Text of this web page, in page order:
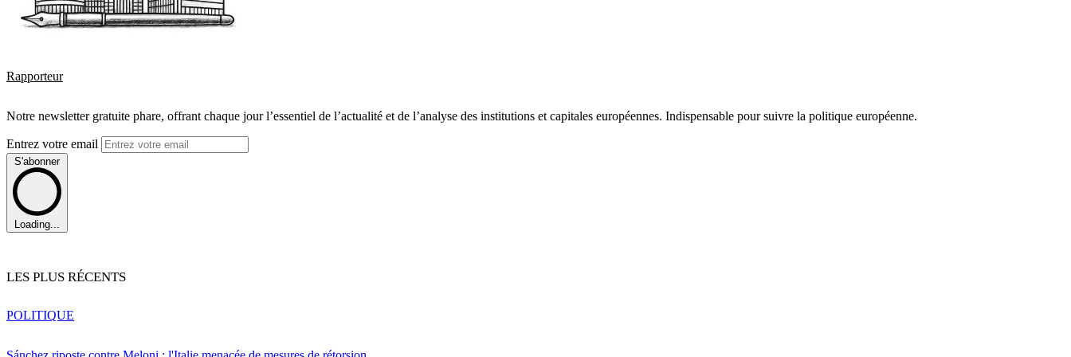
Rapporteur
Notre newsletter gratuite phare, offrant chaque jour l’essentiel de l’actualité et de l’analyse des institutions et capitales européennes. Indispensable pour suivre la politique européenne.
Entrez votre email
S'abonner
Loading...
LES PLUS RÉCENTS
POLITIQUE